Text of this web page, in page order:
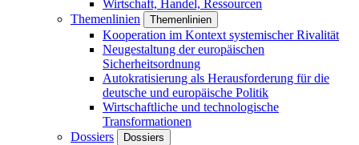
Wirtschaft, Handel, Ressourcen
Themenlinien
Themenlinien
Kooperation im Kontext systemischer Rivalität
Neugestaltung der europäischen
Sicherheitsordnung
Autokratisierung als Herausforderung für die
deutsche und europäische Politik
Wirtschaftliche und technologische
Transformationen
Dossiers
Dossiers